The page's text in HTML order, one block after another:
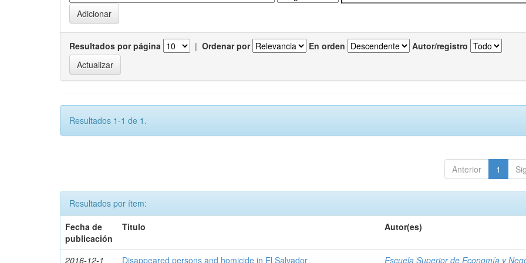
Resultados por página | Ordenar por En orden Autor/registro
Resultados 1-1 de 1.
Anterior 1
Resultados por ítem:
Fecha de
publicación
Título Autor(es)
2016-12-1 Disappeared persons and homicide in El Salvador Escuela Superior de Economía y